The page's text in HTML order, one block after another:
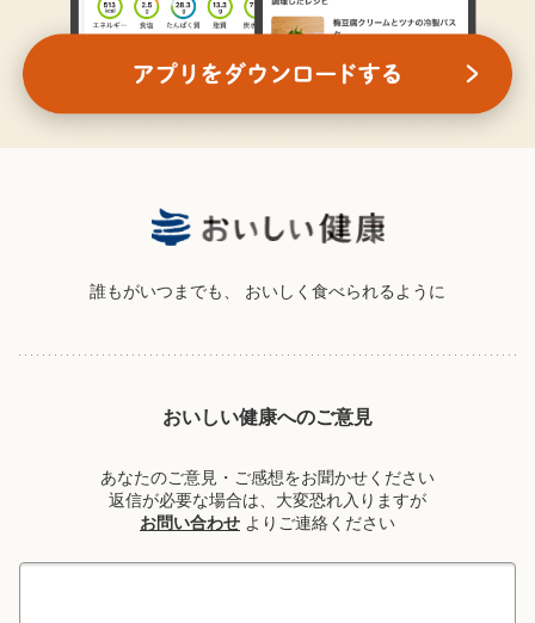
誰もがいつまでも、 おいしく食べられるように
おいしい健康へのご意見
あなたのご意見・ご感想をお聞かせください
返信が必要な場合は、大変恐れ入りますが
お問い合わせ よりご連絡ください